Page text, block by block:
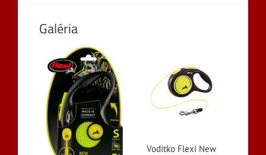
Galéria
Vodítko Flexi New